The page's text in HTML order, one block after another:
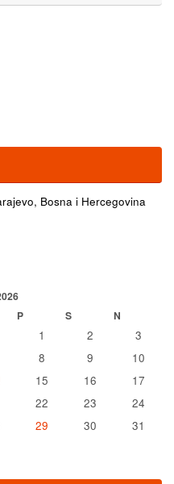
Bosna i Hercegovina
P S N
1 2
3
8 9
10
15 16
17
22 23
24
29 30
31